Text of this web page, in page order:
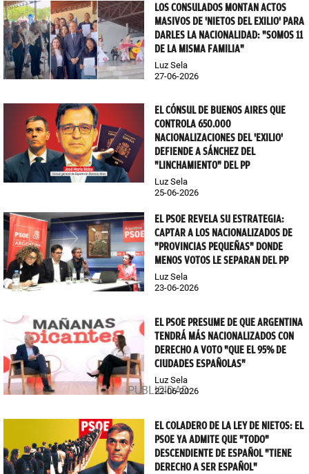
LOS CONSULADOS MONTAN ACTOS
MASIVOS DE 'NIETOS DEL EXILIO' PARA
DARLES LA NACIONALIDAD: "SOMOS 11
DE LA MISMA FAMILIA"
Luz Sela
27-06-2026
EL CÓNSUL DE BUENOS AIRES QUE
CONTROLA 650.000
NACIONALIZACIONES DEL 'EXILIO'
DEFIENDE A SÁNCHEZ DEL
"LINCHAMIENTO" DEL PP
Luz Sela
25-06-2026
EL PSOE REVELA SU ESTRATEGIA:
CAPTAR A LOS NACIONALIZADOS DE
"PROVINCIAS PEQUEÑAS" DONDE
MENOS VOTOS LE SEPARAN DEL PP
Luz Sela
23-06-2026
EL PSOE PRESUME DE QUE ARGENTINA
TENDRÁ MÁS NACIONALIZADOS CON
DERECHO A VOTO "QUE EL 95% DE
CIUDADES ESPAÑOLAS"
Luz Sela
22-06-2026
EL COLADERO DE LA LEY DE NIETOS: EL
PSOE YA ADMITE QUE "TODO"
DESCENDIENTE DE ESPAÑOL "TIENE
DERECHO A SER ESPAÑOL"